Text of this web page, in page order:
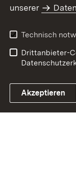
unserer
Technisch
Drittanbieter-
Akzeptieren